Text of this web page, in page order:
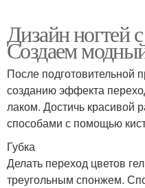
Дизайн ногтей
Создаем
После подготовительной
созданию эффекта
лаком. Достичь красивой
способами с помощью
Губка
Делать переход цветов
треугольным спонжем.